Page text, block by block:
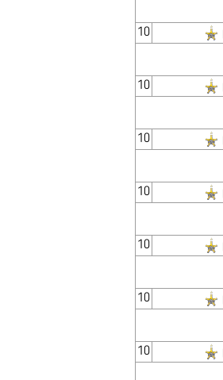
10
10
10
10
10
10
10